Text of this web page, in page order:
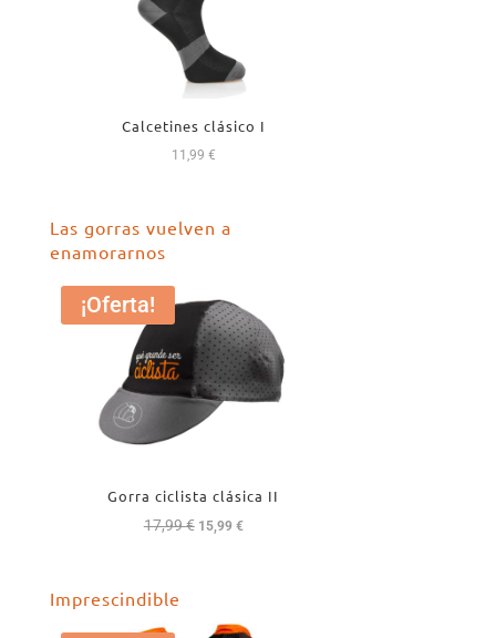
Calcetines clásico I
11,99 €
Las gorras vuelven a
enamorarnos
¡Oferta!
Gorra ciclista clásica II
17,99€ El
17,99 €.
15,99 €El
15,99 €.
Imprescindible